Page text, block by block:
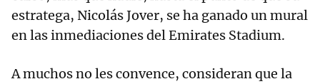
estratega, Nicolás Jover, se ha ganado un mural
en las inmediaciones del Emirates Stadium.
A muchos no les convence, consideran que la